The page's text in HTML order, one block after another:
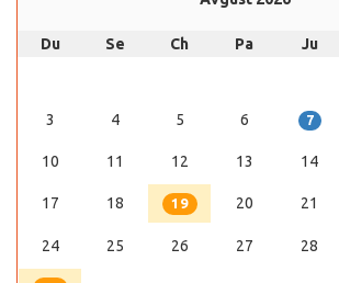
Du Se Ch Pa Ju
3 4 5 6 7
10 11 12 13 14
17 18 19 20 21
24 25 26 27 28